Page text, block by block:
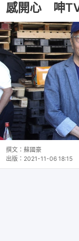
感開心 呻
撰文： 蘇國豪
出版： 2021-11-06 18:15